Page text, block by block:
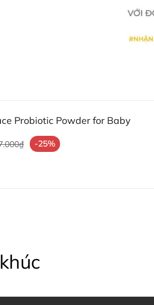
Công
For
Khi
Probiotic Powder for Baby
-25%